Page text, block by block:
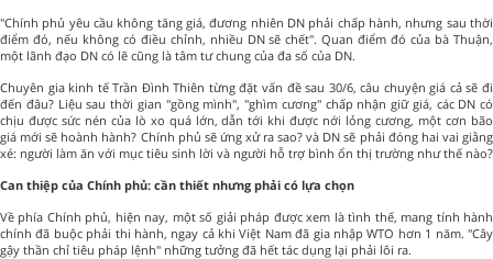
"Chính phủ yêu cầu không tăng giá, đương nhiên DN phải chấp hành, nhưng sau thời
điểm đó, nếu không có điều chỉnh, nhiều DN sẽ chết". Quan điểm đó của bà Thuận,
một lãnh đạo DN có lẽ cũng là tâm tư chung của đa số của DN.
Chuyên gia kinh tế Trần Đình Thiên từng đặt vấn đề sau 30/6, câu chuyện giá cả sẽ đi
đến đâu? Liệu sau thời gian "gồng mình", "ghìm cương" chấp nhận giữ giá, các DN có
chịu được sức nén của lò xo quá lớn, dẫn tới khi được nới lỏng cương, một cơn bão
giá mới sẽ hoành hành? Chính phủ sẽ ứng xử ra sao? và DN sẽ phải đóng hai vai giằng
xé: người làm ăn với mục tiêu sinh lời và người hỗ trợ bình ổn thị trường như thế nào?
Can thiệp của Chính phủ: cần thiết nhưng phải có lựa chọn
Về phía Chính phủ, hiện nay, một số giải pháp được xem là tình thế, mang tính hành
chính đã buộc phải thi hành, ngay cả khi Việt Nam đã gia nhập WTO hơn 1 năm. "Cây
gậy thần chỉ tiêu pháp lệnh" những tưởng đã hết tác dụng lại phải lôi ra.